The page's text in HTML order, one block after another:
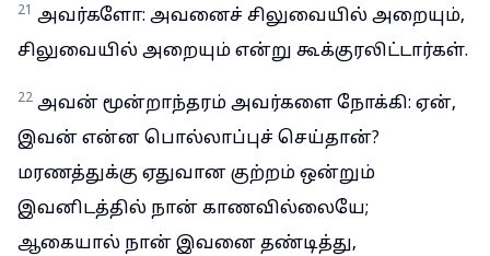
21 அவர்களோ: அவனைச் சிலுவையில் அறையும்,
சிலுவையில் அறையும் என்று கூக்குரலிட்டார்கள்.
22 அவன் மூன்றாந்தரம் அவர்களை நோக்கி: ஏன்,
இவன் என்ன பொல்லாப்புச் செய்தான்?
மரணத்துக்கு ஏதுவான குற்றம் ஒன்றும்
இவனிடத்தில் நான் காணவில்லையே;
ஆகையால் நான் இவனை தண்டித்து,